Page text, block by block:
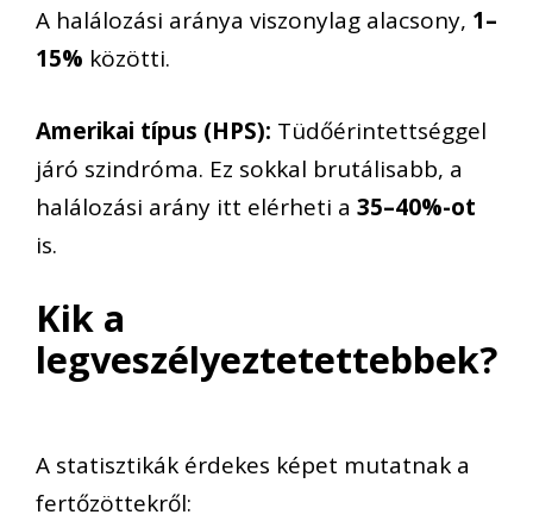
A halálozási aránya viszonylag alacsony, 1–
15% közötti.
Amerikai típus (HPS): Tüdőérintettséggel
járó szindróma. Ez sokkal brutálisabb, a
halálozási arány itt elérheti a 35–40%-ot
is.
Kik a
legveszélyeztetettebbek?
A statisztikák érdekes képet mutatnak a
fertőzöttekről: